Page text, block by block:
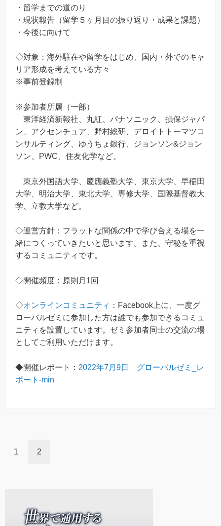
・留学までの道のり
・現状報告（留学５ヶ月目の振り返り・成果と課題）
・今後に向けて
◇対象：海外駐在や留学をはじめ、国内・外でのキャ
リア形成を考えている方々
※事前登録制
※参加者所属（一部）
東洋経済新報社、丸紅、パナソニック、損保ジャパ
ン、アクセンチュア、野村総研、デロイトトーマツコ
ンサルティング、ゆうちょ銀行、ジョンソン&ジョン
ソン、PWC、住友化学など。
東京外国語大学、慶應義塾大学、東京大学、早稲田
大学、明治大学、東北大学、専修大学、国際基督教大
学、立教大学など。
◇運営方針：フラットな関係の中で学び合える場を一
緒につくっていきたいと思います。また、守秘を重視
するコミュニティです。
◇開催頻度：原則月1回
◇オンラインコミュニティ ：Facebook上に、一度グ
ローバルゼミに参加した方は誰でも参加できるコミュ
ニティを設置しています。ゼミ参加者同士の交流の場
としてご利用いただけます。
◆開催レポート： 2022年7月9日 グローバルゼミ_レ
ポート-min
1 2